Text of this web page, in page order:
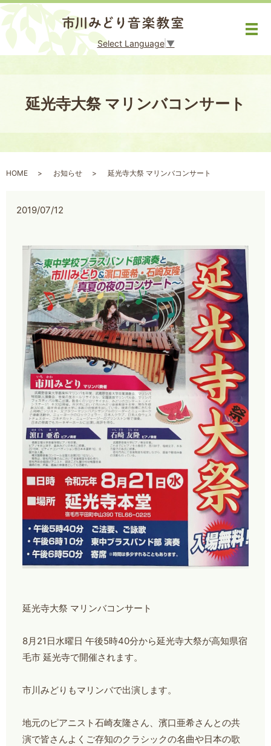
Select Language ▼
メ
延光寺大祭 マリンバコンサート
HOME お知らせ 延光寺大祭 マリンバコンサート
2019/07/12
延光寺大祭 マリンバコンサート
8月21日水曜日 午後5時40分から延光寺大祭が高知県宿
毛市 延光寺で開催されます。
市川みどりもマリンバで出演します。
地元のピアニスト石崎友隆さん、濱口亜希さんとの共
演で皆さんよくご存知のクラシックの名曲や日本の歌